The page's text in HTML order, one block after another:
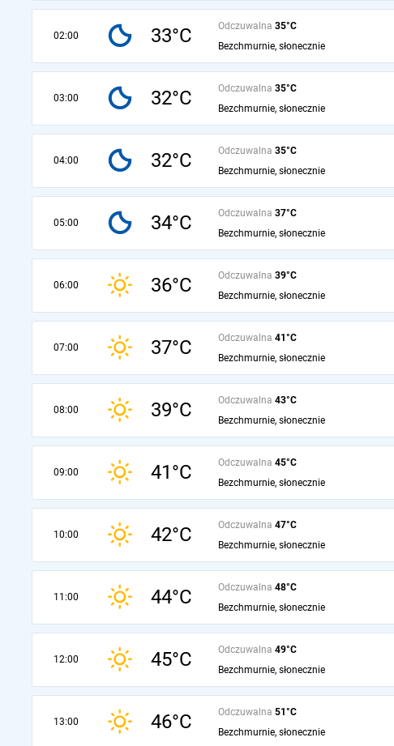
02:00 33°C Odczuwalna 35°C
Bezchmurnie, słonecznie
03:00 32°C Odczuwalna 35°C
Bezchmurnie, słonecznie
04:00 32°C Odczuwalna 35°C
Bezchmurnie, słonecznie
05:00 34°C Odczuwalna 37°C
Bezchmurnie, słonecznie
06:00 36°C Odczuwalna 39°C
Bezchmurnie, słonecznie
07:00 37°C Odczuwalna 41°C
Bezchmurnie, słonecznie
08:00 39°C Odczuwalna 43°C
Bezchmurnie, słonecznie
09:00 41°C Odczuwalna 45°C
Bezchmurnie, słonecznie
10:00 42°C Odczuwalna 47°C
Bezchmurnie, słonecznie
11:00 44°C Odczuwalna 48°C
Bezchmurnie, słonecznie
12:00 45°C Odczuwalna 49°C
Bezchmurnie, słonecznie
13:00 46°C Odczuwalna 51°C
Bezchmurnie, słonecznie